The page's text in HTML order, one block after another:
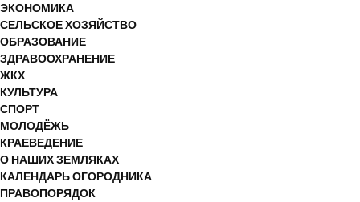
ЭКОНОМИКА
СЕЛЬСКОЕ ХОЗЯЙСТВО
ОБРАЗОВАНИЕ
ЗДРАВООХРАНЕНИЕ
ЖКХ
КУЛЬТУРА
СПОРТ
МОЛОДЁЖЬ
КРАЕВЕДЕНИЕ
О НАШИХ ЗЕМЛЯКАХ
КАЛЕНДАРЬ ОГОРОДНИКА
ПРАВОПОРЯДОК